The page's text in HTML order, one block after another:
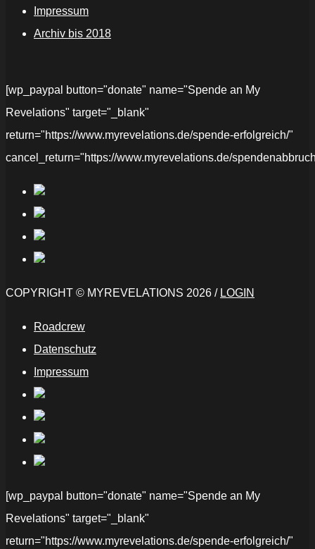
Impressum
Archiv bis 2018
[wp_paypal button="donate" name="Spende an My
Revelations" target="_blank"
return="https://www.myrevelations.de/spende-erfolgreich/"
cancel_return="https://www.myrevelations.de/
COPYRIGHT © MYREVELATIONS 2026 / LOGIN
Roadcrew
Datenschutz
Impressum
[wp_paypal button="donate" name="Spende an My
Revelations" target="_blank"
return="https://www.myrevelations.de/spende-erfolgreich/"